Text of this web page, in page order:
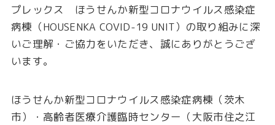
プレックス ほうせんか新型コロナウイルス感染症
病棟（HOUSENKA COVID-19 UNIT）の取り組みに深
いご理解・ご協力をいただき、誠にありがとうござ
います。
ほうせんか新型コロナウイルス感染症病棟（茨木
市）・高齢者医療介護臨時センター（大阪市住之江